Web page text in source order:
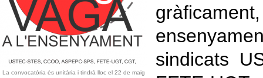
La convocatòria és unitària i tindrà lloc el 22 de maig
sindicats